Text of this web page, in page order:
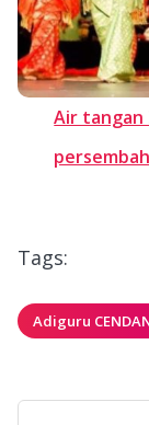
Air tangan
Tags:
Adiguru